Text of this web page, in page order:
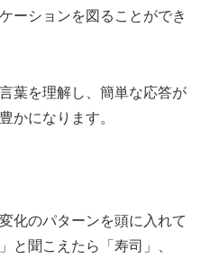
ーションを図ることができ
葉を理解し、簡単な応答が
かになります。
化のパターンを頭に入れて
と聞こえたら「寿司」、